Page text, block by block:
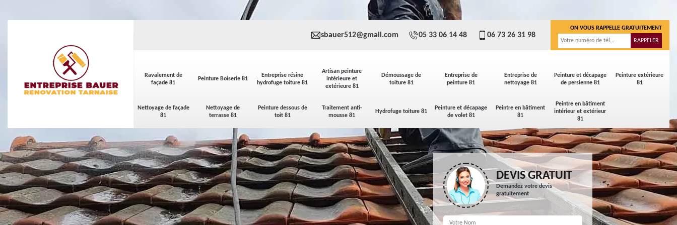
Ravalement de
façade 81
Peinture Boiserie 81
Entreprise résine
hydrofuge toiture 81
Artisan peinture
intérieure et
extérieure 81
Démoussage de
toiture 81
Entreprise de
peinture 81
Entreprise de
nettoyage 81
Peinture et décapage
de persienne 81
Peinture extérieure
81
Nettoyage de façade
81
Nettoyage de
terrasse 81
Peinture dessous de
toit 81
Traitement anti-
mousse 81
Hydrofuge toiture 81
Peinture et décapage
de volet 81
Peintre en bâtiment
81
Peintre en bâtiment
intérieur et extérieur
81
sbauer512@gmail.com 05 33 06 14 48 06 73 26 31 98
ON VOUS RAPPELLE GRATUITEMENT
DEVIS GRATUIT
Demandez votre devis
gratuitement